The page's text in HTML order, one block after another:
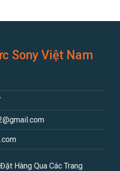
Sony Việt Nam
Hàng Qua Các Trang